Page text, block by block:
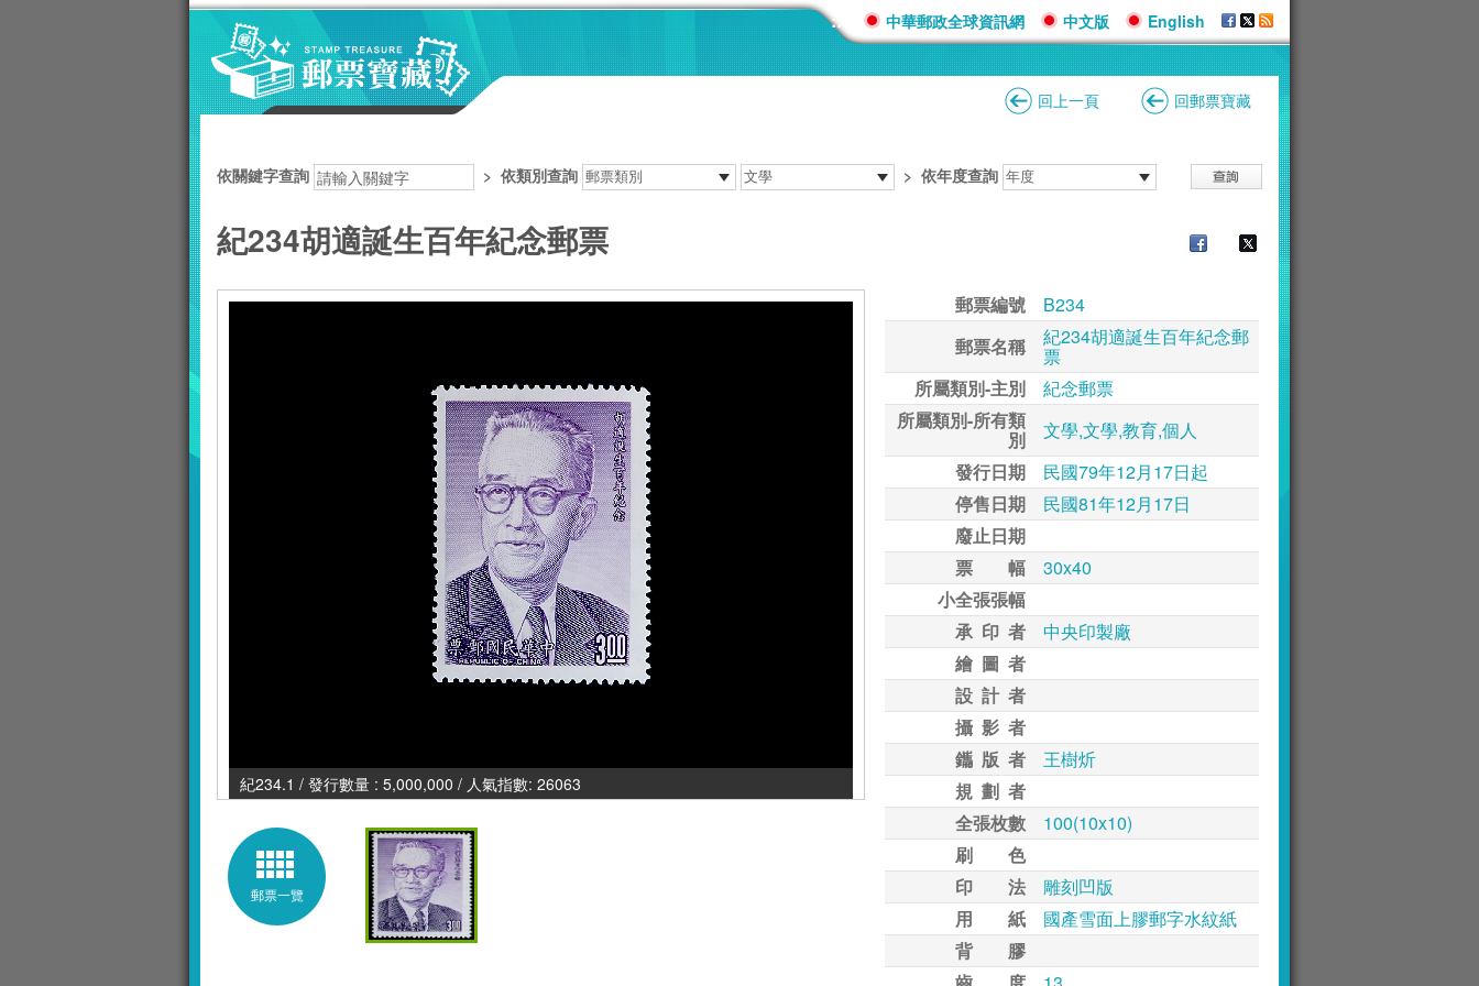
::: 中華郵政全球資訊網 中文版 English
回上一頁 回郵票寶藏
依關鍵字查詢 > 依類別查詢 > 依年度查詢
紀234胡適誕生百年紀念郵票
紀234.1 / 發行數量 : 5,000,000 / 人氣指數: 26063
郵票一覽
郵票編號
B234
郵票名稱
紀234胡適誕生百年紀念郵
票
所屬類別-主別
紀念郵票
所屬類別-所有類
別
文學,文學,教育,個人
發行日期
民國79年12月17日起
停售日期
民國81年12月17日
廢止日期
票 幅
30x40
小全張張幅
承 印 者
中央印製廠
繪 圖 者
設 計 者
攝 影 者
鑴 版 者
王樹炘
規 劃 者
全張枚數
100(10x10)
刷 色
印 法
雕刻凹版
用 紙
國產雪面上膠郵字水紋紙
背 膠